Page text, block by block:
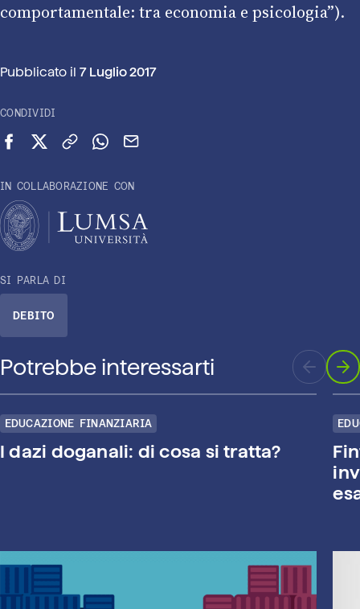
comportamentale: tra economia e psicologia”).
Pubblicato il 7 Luglio 2017
CONDIVIDI
Condividi su Facebook
Condividi su X (Twitter)
Copia link
Condividi su WhatsApp
Invia via email
IN COLLABORAZIONE CON
SI PARLA DI
DEBITO
Potrebbe interessarti
EDUCAZIONE FINANZIARIA
I dazi doganali: di cosa si tratta?